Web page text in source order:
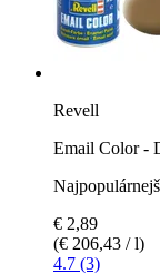
Revell
Email Color -
€ 2,89
(€ 206,43 / l)
4.7 (3)